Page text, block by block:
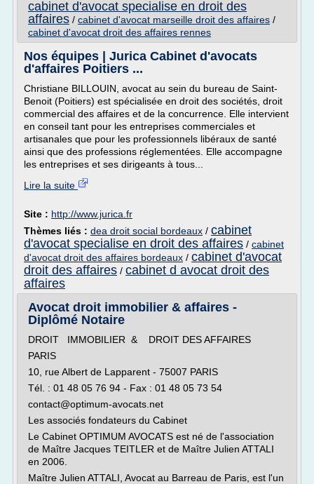
cabinet d'avocat specialise en droit des
affaires / cabinet d'avocat marseille droit des affaires /
cabinet d'avocat droit des affaires rennes
Nos équipes | Jurica Cabinet d'avocats
d'affaires Poitiers ...
Christiane BILLOUIN, avocat au sein du bureau de Saint-
Benoit (Poitiers) est spécialisée en droit des sociétés, droit
commercial des affaires et de la concurrence. Elle intervient
en conseil tant pour les entreprises commerciales et
artisanales que pour les professionnels libéraux de santé
ainsi que des professions réglementées. Elle accompagne
les entreprises et ses dirigeants à tous...
Lire la suite
Site : http://www.jurica.fr
Thèmes liés : dea droit social bordeaux / cabinet
d'avocat specialise en droit des affaires / cabinet
d'avocat droit des affaires bordeaux / cabinet d'avocat
droit des affaires / cabinet d avocat droit des
affaires
Avocat droit immobilier & affaires -
Diplômé Notaire
DROIT IMMOBILIER & DROIT DES AFFAIRES
PARIS
10, rue Albert de Lapparent - 75007 PARIS
Tél. : 01 48 05 76 94 - Fax : 01 48 05 73 54
contact@optimum-avocats.net
Les associés fondateurs du Cabinet
Le Cabinet OPTIMUM AVOCATS est né de l'association
de Maître Jacques TEITLER et de Maître Julien ATTALI
en 2006.
Maître Julien ATTALI, Avocat au Barreau de Paris, est l'un